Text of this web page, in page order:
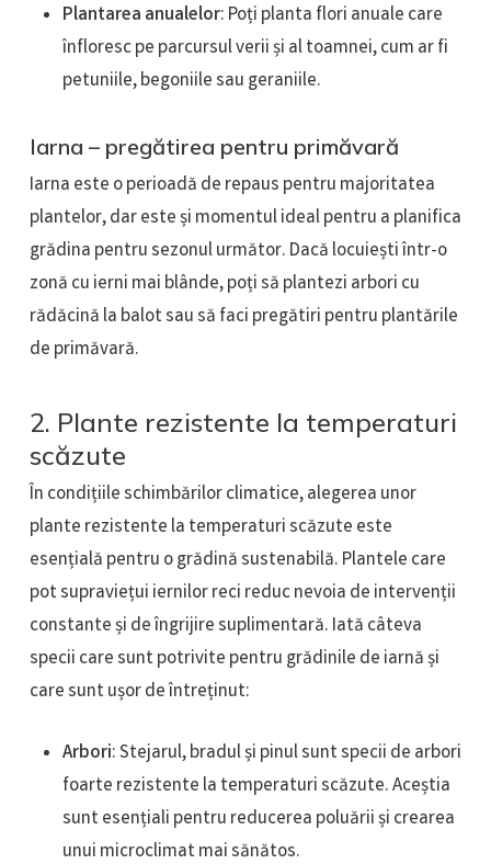
Plantarea anualelor: Poți planta flori anuale care
înfloresc pe parcursul verii și al toamnei, cum ar fi
petuniile, begoniile sau geraniile.
Iarna – pregătirea pentru primăvară
Iarna este o perioadă de repaus pentru majoritatea
plantelor, dar este și momentul ideal pentru a planifica
grădina pentru sezonul următor. Dacă locuiești într-o
zonă cu ierni mai blânde, poți să plantezi arbori cu
rădăcină la balot sau să faci pregătiri pentru plantările
de primăvară.
2. Plante rezistente la temperaturi
scăzute
În condițiile schimbărilor climatice, alegerea unor
plante rezistente la temperaturi scăzute este
esențială pentru o grădină sustenabilă. Plantele care
pot supraviețui iernilor reci reduc nevoia de intervenții
constante și de îngrijire suplimentară. Iată câteva
specii care sunt potrivite pentru grădinile de iarnă și
care sunt ușor de întreținut:
Arbori: Stejarul, bradul și pinul sunt specii de arbori
foarte rezistente la temperaturi scăzute. Aceștia
sunt esențiali pentru reducerea poluării și crearea
unui microclimat mai sănătos.